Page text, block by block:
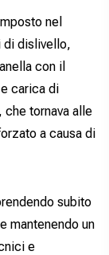
nel
di dislivello,
con il
carica di
che tornava alle
a causa di
subito
mantenendo un
e